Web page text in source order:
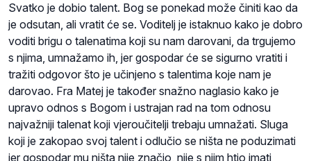
Svatko je dobio talent. Bog se ponekad može činiti kao da
je odsutan, ali vratit će se. Voditelj je istaknuo kako je dobro
voditi brigu o talenatima koji su nam darovani, da trgujemo
s njima, umnažamo ih, jer gospodar će se sigurno vratiti i
tražiti odgovor što je učinjeno s talentima koje nam je
darovao. Fra Matej je također snažno naglasio kako je
upravo odnos s Bogom i ustrajan rad na tom odnosu
najvažniji talenat koji vjeroučitelji trebaju umnažati. Sluga
koji je zakopao svoj talent i odlučio se ništa ne poduzimati
jer gospodar mu ništa nije značio, nije s njim htio imati